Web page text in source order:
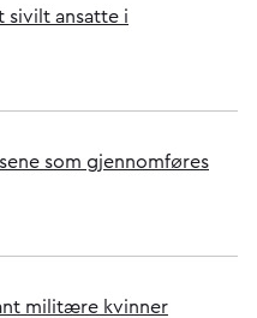
sivilt ansatte i
som gjennomføres
militære kvinner